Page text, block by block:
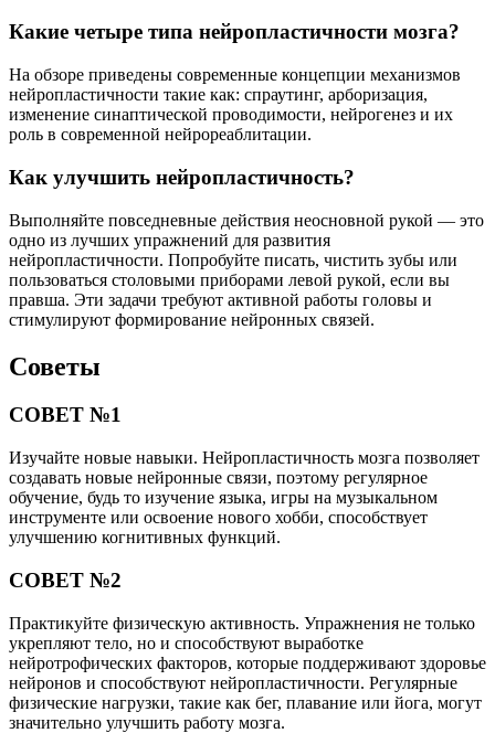
Какие четыре типа нейропластичности мозга?
На обзоре приведены современные концепции механизмов
нейропластичности такие как: спраутинг, арборизация,
изменение синаптической проводимости, нейрогенез и их
роль в современной нейрореаблитации.
Как улучшить нейропластичность?
Выполняйте повседневные действия неосновной рукой — это
одно из лучших упражнений для развития
нейропластичности. Попробуйте писать, чистить зубы или
пользоваться столовыми приборами левой рукой, если вы
правша. Эти задачи требуют активной работы головы и
стимулируют формирование нейронных связей.
Советы
СОВЕТ №1
Изучайте новые навыки. Нейропластичность мозга позволяет
создавать новые нейронные связи, поэтому регулярное
обучение, будь то изучение языка, игры на музыкальном
инструменте или освоение нового хобби, способствует
улучшению когнитивных функций.
СОВЕТ №2
Практикуйте физическую активность. Упражнения не только
укрепляют тело, но и способствуют выработке
нейротрофических факторов, которые поддерживают здоровье
нейронов и способствуют нейропластичности. Регулярные
физические нагрузки, такие как бег, плавание или йога, могут
значительно улучшить работу мозга.